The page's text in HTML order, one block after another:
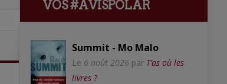
VOS #AVISPOLAR
Summit - Mo Malo
Le 6 août 2026 par T’as où les
livres ?